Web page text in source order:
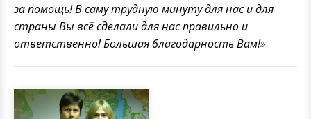
за помощь! В саму трудную минуту для нас и для
страны Вы всё сделали для нас правильно и
ответственно! Большая благодарность Вам!»